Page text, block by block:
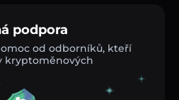
podpora
od odborníků, kteří
kryptoměnových